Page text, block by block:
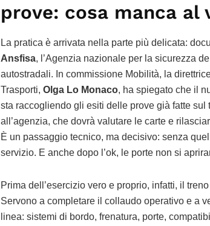
prove: cosa manca al
La pratica è arrivata nella parte più delicata:
Ansfisa, l’Agenzia nazionale per la sicurezza
autostradali. In commissione Mobilità, la
Trasporti, Olga Lo Monaco, ha spiegato che il
sta raccogliendo gli esiti delle prove già fatte
all’agenzia, che dovrà valutare le carte e
È un passaggio tecnico, ma decisivo: senza
servizio. E anche dopo l’ok, le porte non si
Prima dell’esercizio vero e proprio, infatti, il
Servono a completare il collaudo operativo e a
linea: sistemi di bordo, frenatura, porte,